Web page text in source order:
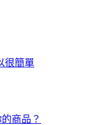
很簡單
商品？